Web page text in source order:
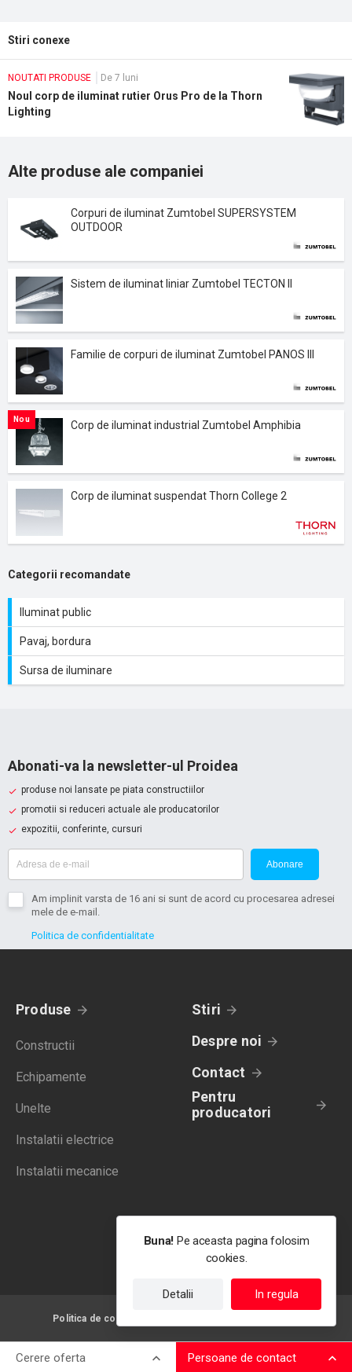
Stiri conexe
NOUTATI PRODUSE De 7 luni
Noul corp de iluminat rutier Orus Pro de la Thorn
Lighting
Alte produse ale companiei
Corpuri de iluminat Zumtobel SUPERSYSTEM
OUTDOOR
Sistem de iluminat liniar Zumtobel TECTON II
Familie de corpuri de iluminat Zumtobel PANOS III
Nou Corp de iluminat industrial Zumtobel Amphibia
Corp de iluminat suspendat Thorn College 2
Categorii recomandate
Iluminat public
Pavaj, bordura
Sursa de iluminare
Abonati-va la newsletter-ul Proidea
produse noi lansate pe piata constructiilor
promotii si reduceri actuale ale producatorilor
expozitii, conferinte, cursuri
Abonare
Am implinit varsta de 16 ani si sunt de acord cu procesarea adresei
mele de e-mail.
Politica de confidentialitate
Produse
Constructii
Echipamente
Unelte
Instalatii electrice
Instalatii mecanice
Stiri
Despre noi
Contact
Pentru
producatori
Politica de confidentialitate
Cerere oferta Persoane de contact
Buna! Pe aceasta pagina folosim
cookies.
Detalii In regula